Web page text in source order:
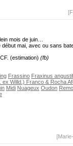
mois de juin…
mai, avec ou sans
(estimation) (fb)
Frassino Fraxinus
Willd.) Franco & Rocha
Midi Nuageux Oudon